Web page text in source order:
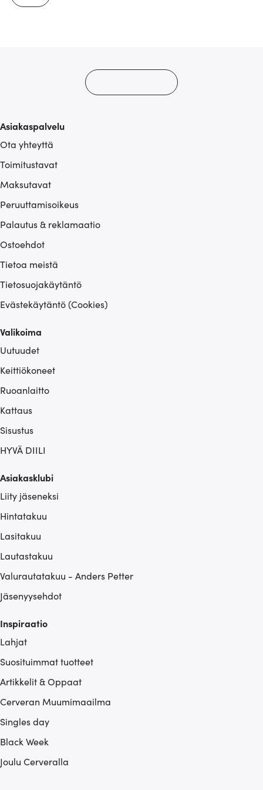
Asiakaspalvelu
Ota yhteyttä
Toimitustavat
Maksutavat
Peruuttamisoikeus
Palautus & reklamaatio
Ostoehdot
Tietoa meistä
Tietosuojakäytäntö
Evästekäytäntö (Cookies)
Valikoima
Uutuudet
Keittiökoneet
Ruoanlaitto
Kattaus
Sisustus
HYVÄ DIILI
Asiakasklubi
Liity jäseneksi
Hintatakuu
Lasitakuu
Lautastakuu
Valurautatakuu - Anders Petter
Jäsenyysehdot
Inspiraatio
Lahjat
Suosituimmat tuotteet
Artikkelit & Oppaat
Cerveran Muumimaailma
Singles day
Black Week
Joulu Cerveralla